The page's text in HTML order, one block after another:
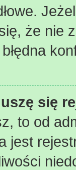
że nie
się
to od
jest